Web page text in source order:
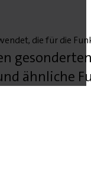
die für die
ähnliche